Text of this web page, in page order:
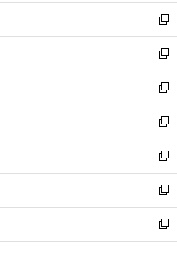
ウ
で
開
く
ン
ド
ウ
で
開
く
ウ
ィ
ン
ド
ウ
で
開
く
し
い
ウ
ィ
ン
ド
ウ
で
開
く
新
し
い
ウ
ィ
ン
ド
ウ
で
開
く
新
し
い
ウ
ィ
ン
ド
ウ
で
開
く
新
し
い
ウ
ィ
ン
ド
ウ
で
開
新
し
い
ウ
ィ
ン
ド
ウ
新
し
い
ウ
ィ
ン
新
し
い
ウ
新
し